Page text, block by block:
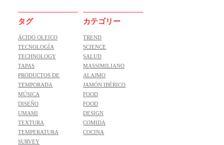
タグ
ÁCIDO OLEICO
TECNOLOGÍA
TECHNOLOGY
TAPAS
PRODUCTOS DE
TEMPORADA
MÚSICA
DISEÑO
UMAMI
TEXTURA
TEMPERATURA
SURVEY
カテゴリー
TREND
SCIENCE
SALUD
MASSIMILIANO
ALAJMO
JAMÓN IBÉRICO
FOOD
FOOD
DESIGN
COMIDA
COCINA